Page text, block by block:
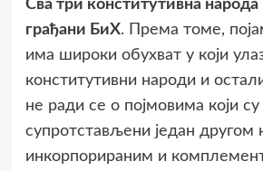
Сва три конститутивна народа
грађани БиХ. Према томе,
има широки обухват у који
конститутивни народи и
не ради се о појмовима који су
супротстављени један другом
инкорпорираним и